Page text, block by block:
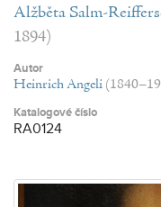
Alžběta Salm-
1894)
Autor
Heinrich Angeli
Katalogové číslo
RA0124